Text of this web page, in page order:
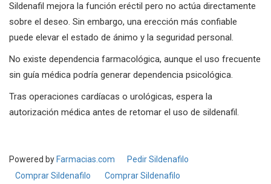
Sildenafil mejora la función eréctil pero no actúa directamente
sobre el deseo. Sin embargo, una erección más confiable
puede elevar el estado de ánimo y la seguridad personal.
No existe dependencia farmacológica, aunque el uso frecuente
sin guía médica podría generar dependencia psicológica.
Tras operaciones cardíacas o urológicas, espera la
autorización médica antes de retomar el uso de sildenafil.
Powered by Farmacias.com
Pedir Sildenafilo
Comprar Sildenafilo
Comprar Sildenafilo